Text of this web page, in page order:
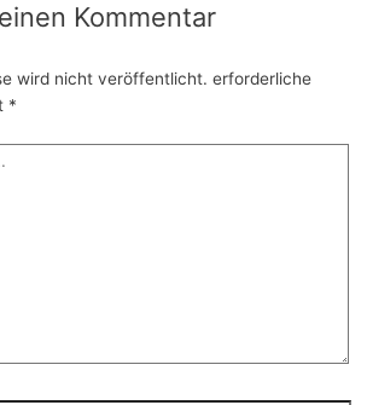
Kommentar
wird nicht veröffentlicht. erforderliche
*